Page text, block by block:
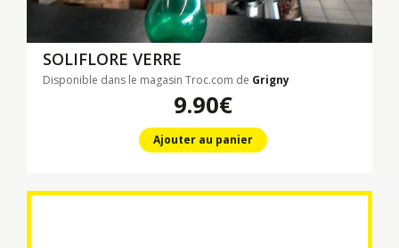
SOLIFLORE VERRE
Disponible dans le magasin Troc.com de Grigny
9.90€
Ajouter au panier